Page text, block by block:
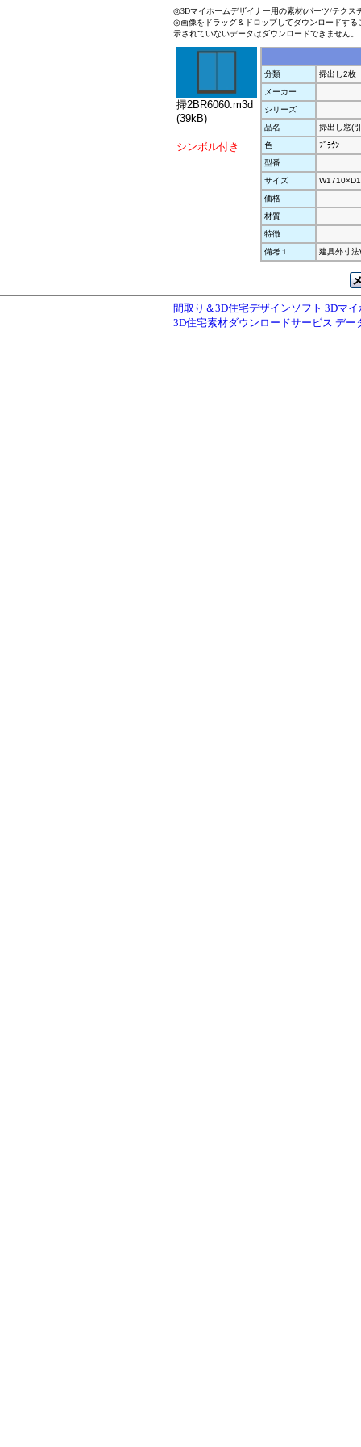
◎3Dマイホームデザイナー用の素材(パーツ/テクス
◎画像をドラッグ＆ドロップしてダウンロードす
示されていないデータはダウンロードできません。
掃2BR6060.m3d
(39kB)
シンボル付き
分類
掃出し2枚
メーカー
シリーズ
品名
掃出し窓(
色
ﾌﾞﾗｳﾝ
型番
サイズ
価格
材質
特徴
備考１
建具外寸
間取り＆3D住宅デザインソフト 3Dマ
3D住宅素材ダウンロードサービス デー